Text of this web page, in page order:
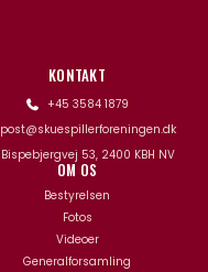
KONTAKT
+45 3584 1879
post@skuespillerforeningen.dk
Bispebjergvej 53, 2400 KBH NV
OM OS
Bestyrelsen
Fotos
Videoer
Generalforsamling